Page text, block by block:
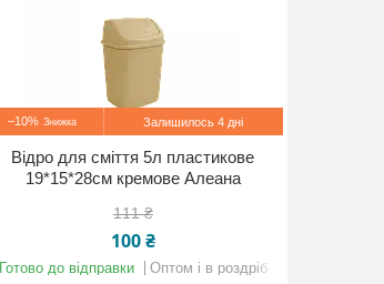
–10% Залишилось 4 дні
Відро для сміття 5л пластикове
19*15*28см кремове Алеана
111 ₴
100 ₴
Готово до відправки Оптом і в роздріб